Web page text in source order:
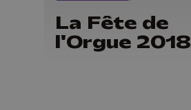
La Fête de
l'Orgue 2018